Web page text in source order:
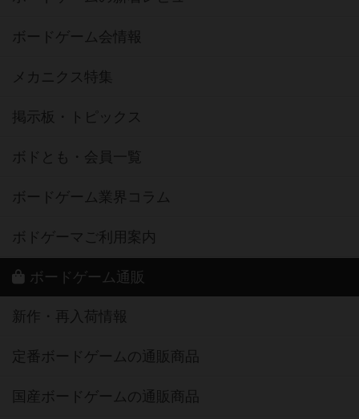
ボードゲーム会情報
メカニクス特集
掲示板・トピックス
ボドとも・会員一覧
ボードゲーム業界コラム
ボドゲーマご利用案内
ボードゲーム通販
新作・再入荷情報
定番ボードゲームの通販商品
国産ボードゲームの通販商品